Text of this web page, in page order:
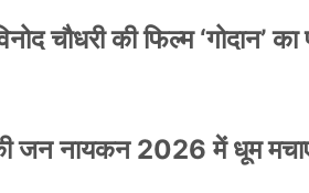
चौधरी की फिल्म
जन नायकन 2026 में धूम